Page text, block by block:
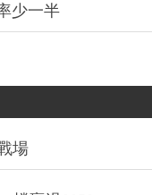
少一半
場